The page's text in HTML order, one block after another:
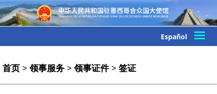
Español
首页 >领事服务 >领事证件> 签证